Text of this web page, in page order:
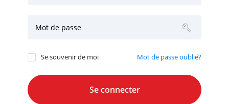
Mot de passe
Se souvenir de moi Mot de passe oublié?